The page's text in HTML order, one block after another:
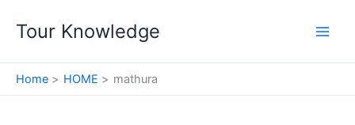
Tour Knowledge
Home HOME mathura